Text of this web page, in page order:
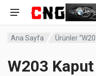
Ana Sayfa Ürünler
W203 Kaput